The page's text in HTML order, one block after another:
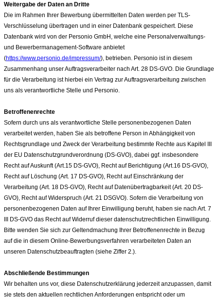
Weitergabe der Daten an Dritte
Die im Rahmen Ihrer Bewerbung übermittelten Daten werden per TLS-
Verschlüsselung übertragen und in einer Datenbank gespeichert. Diese
Datenbank wird von der Personio GmbH, welche eine Personalverwaltungs-
und Bewerbermanagement-Software anbietet
(https://www.personio.de/impressum/), betrieben. Personio ist in diesem
Zusammenhang unser Auftragsverarbeiter nach Art. 28 DS-GVO. Die Grundlage
für die Verarbeitung ist hierbei ein Vertrag zur Auftragsverarbeitung zwischen
uns als verantwortliche Stelle und Personio.
Betroffenenrechte
Sofern durch uns als verantwortliche Stelle personenbezogenen Daten
verarbeitet werden, haben Sie als betroffene Person in Abhängigkeit von
Rechtsgrundlage und Zweck der Verarbeitung bestimmte Rechte aus Kapitel III
der EU Datenschutzgrundverordnung (DS-GVO), dabei ggf. insbesondere
Recht auf Auskunft (Art.15 DS-GVO), Recht auf Berichtigung (Art.16 DS-GVO),
Recht auf Löschung (Art. 17 DS-GVO), Recht auf Einschränkung der
Verarbeitung (Art. 18 DS-GVO), Recht auf Datenübertragbarkeit (Art. 20 DS-
GVO), Recht auf Widerspruch (Art. 21 DSGVO). Sofern die Verarbeitung von
personenbezogenen Daten auf Ihrer Einwilligung beruht, haben sie nach Art. 7
III DS-GVO das Recht auf Widerruf dieser datenschutzrechtlichen Einwilligung.
Bitte wenden Sie sich zur Geltendmachung Ihrer Betroffenenrechte in Bezug
auf die in diesem Online-Bewerbungsverfahren verarbeiteten Daten an
unseren Datenschutzbeauftragten (siehe Ziffer 2.).
Abschließende Bestimmungen
Wir behalten uns vor, diese Datenschutzerklärung jederzeit anzupassen, damit
sie stets den aktuellen rechtlichen Anforderungen entspricht oder um